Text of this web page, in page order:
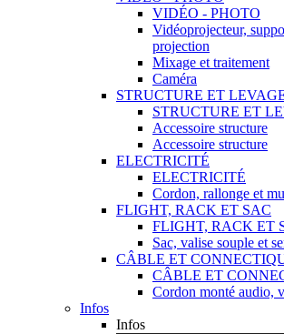
VIDÉO - PHOTO
Vidéoprojecteur,
projection
Mixage et traitement
Caméra
STRUCTURE ET
STRUCTURE ET
Accessoire structure
Accessoire structure
ELECTRICITÉ
ELECTRICITÉ
Cordon, rallonge et
FLIGHT, RACK ET SAC
FLIGHT, RACK ET
Sac, valise souple et
CÂBLE ET
CÂBLE ET
Cordon monté audio,
Infos
Infos